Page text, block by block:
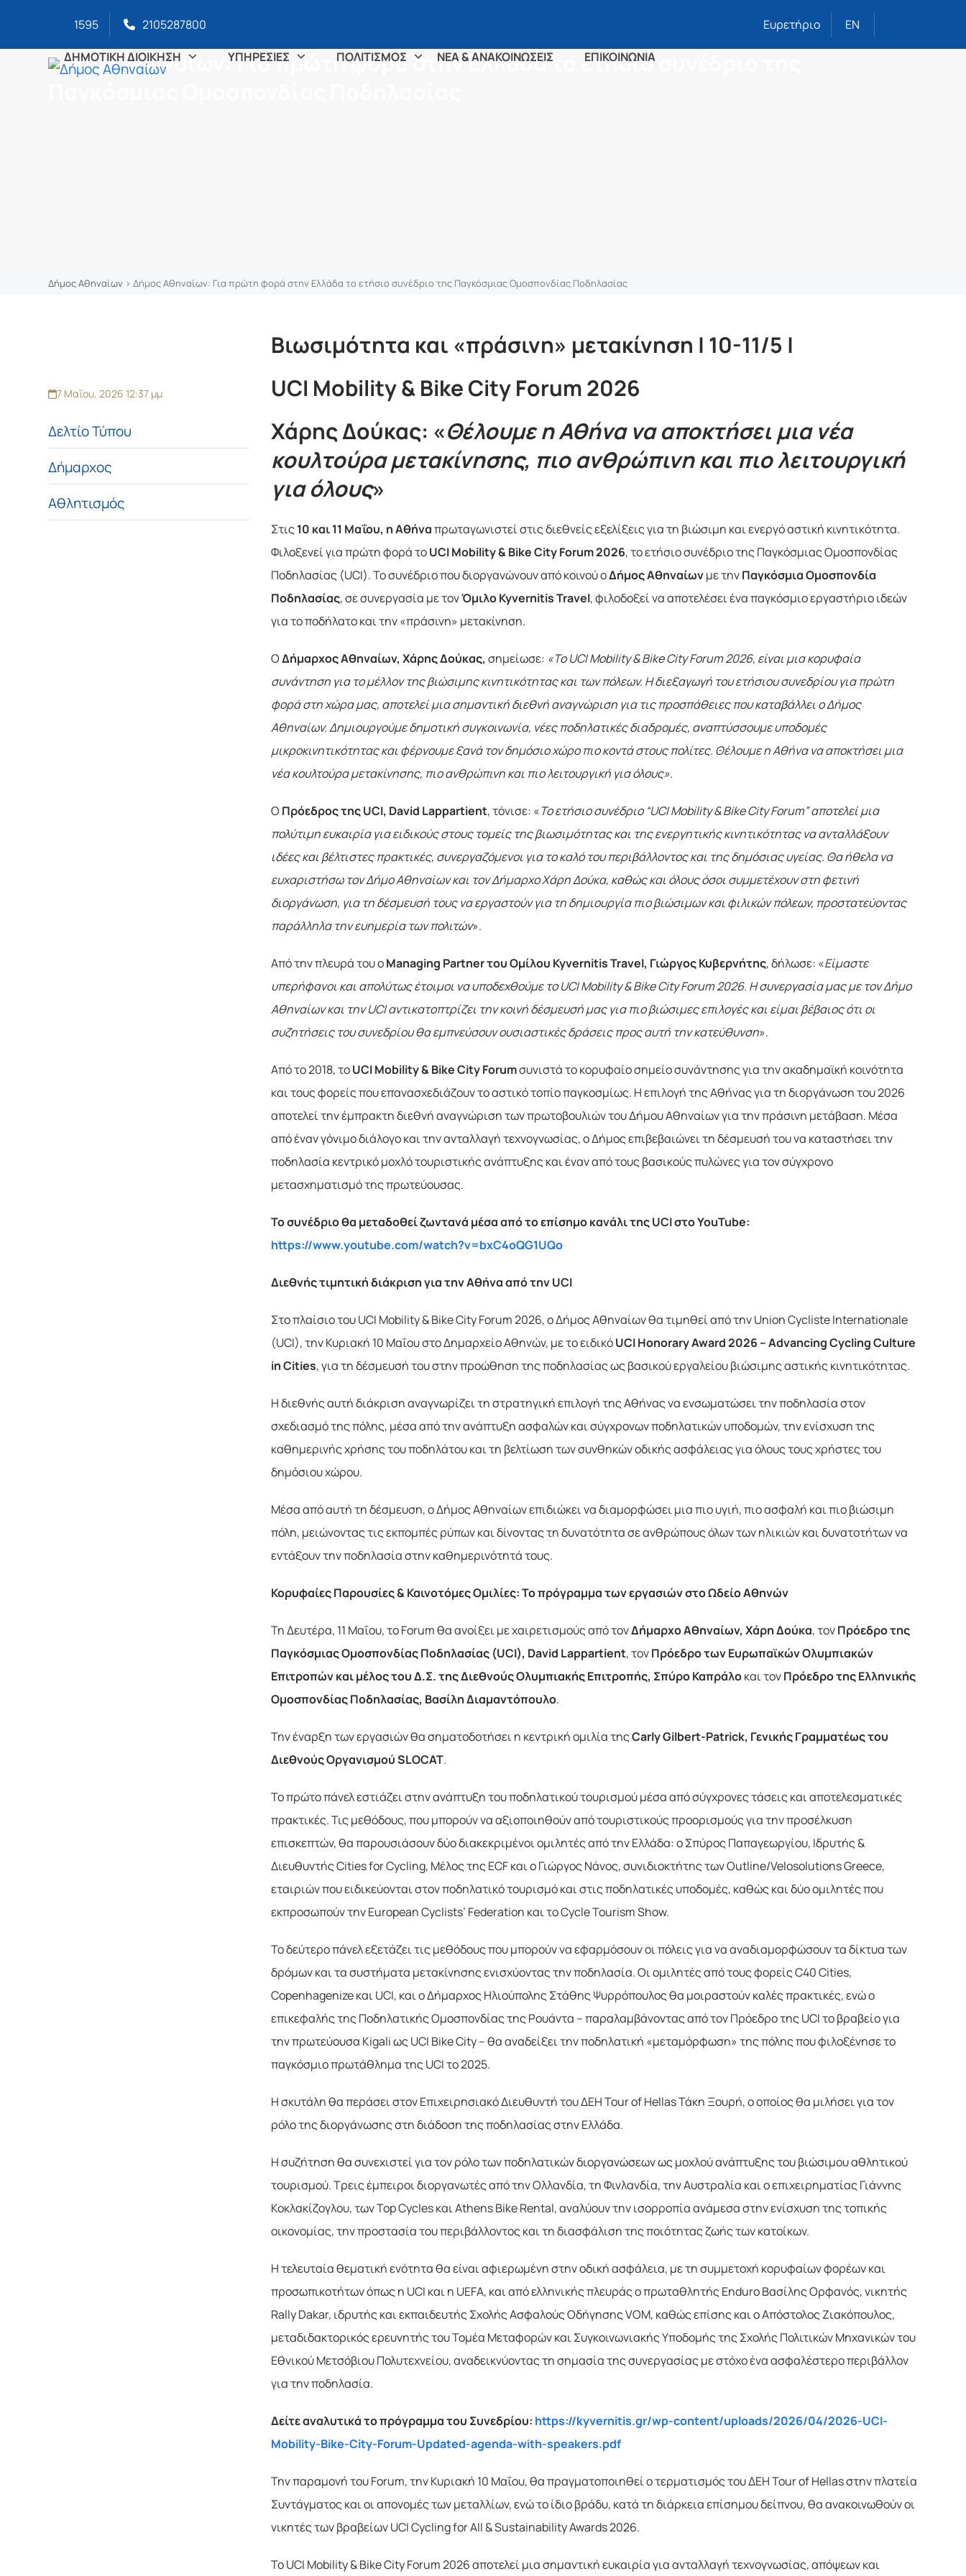
content
περιεχόμενο1595 2105287800 Ευρετήριο EN
ΔΗΜΟΤΙΚΗ ΔΙΟΙΚΗΣΗ ΥΠΗΡΕΣΙΕΣ ΠΟΛΙΤΙΣΜΟΣ ΝΕΑ & ΑΝΑΚΟΙΝΩΣΕΙΣ ΕΠΙΚΟΙΝΩΝΙΑ
Δήμος Αθηναίων: Για πρώτη φορά στην Ελλάδα το ετήσιο συνέδριο της
Δήμος Αθηναίων >Δήμος Αθηναίων: Για πρώτη φορά στην Ελλάδα το ετήσιο συνέδριο της Παγκόσμιας Ομοσπονδίας Ποδηλασίας
7 Μαΐου, 2026 12:37 μμ
Δελτίο Τύπου
Δήμαρχος
Αθλητισμός
Βιωσιμότητα και «πράσινη» μετακίνηση | 10-11/5 |
UCI Mobility & Bike City Forum 2026
Χάρης Δούκας: «Θέλουμε η Αθήνα να αποκτήσει μια νέα
κουλτούρα μετακίνησης, πιο ανθρώπινη και πιο λειτουργική
για όλους»
Στις10 και 11 Μαΐου, η Αθήναπρωταγωνιστεί στις διεθνείς εξελίξεις για τη βιώσιμη και ενεργό αστική κινητικότητα.
Φιλοξενεί για πρώτη φορά τοUCI Mobility & Bike City Forum 2026, το ετήσιο συνέδριο της Παγκόσμιας Ομοσπονδίας
Πoδηλασίας (UCI). Το συνέδριο που διοργανώνουν από κοινού οΔήμος Αθηναίωνμε τηνΠαγκόσμια Ομοσπονδία
Πoδηλασίας, σε συνεργασία με τονΌμιλο Kyvernitis Travel, φιλοδοξεί να αποτελέσει ένα παγκόσμιο εργαστήριο ιδεών
για το ποδήλατο και την «πράσινη» μετακίνηση.
ΟΔήμαρχος Αθηναίων, Χάρης Δούκας, σημείωσε: «Το UCI Mobility & Bike City Forum 2026, είναι μια κορυφαία
συνάντηση για το μέλλον της βιώσιμης κινητικότητας και των πόλεων. Η διεξαγωγή του ετήσιου συνεδρίου για πρώτη
φορά στη χώρα μας, αποτελεί μια σημαντική διεθνή αναγνώριση για τις προσπάθειες που καταβάλλει ο Δήμος
Αθηναίων. Δημιουργούμε δημοτική συγκοινωνία, νέες ποδηλατικές διαδρομές, αναπτύσσουμε υποδομές
μικροκινητικότητας και φέρνουμε ξανά τον δημόσιο χώρο πιο κοντά στους πολίτες. Θέλουμε η Αθήνα να αποκτήσει μια
νέα κουλτούρα μετακίνησης, πιο ανθρώπινη και πιο λειτουργική για όλους».
Ο Πρόεδρος της UCI, David Lappartient, τόνισε: «Το ετήσιο συνέδριο “UCI Mobility & Bike City Forum” αποτελεί μια
πολύτιμη ευκαιρία για ειδικούς στους τομείς της βιωσιμότητας και της ενεργητικής κινητικότητας να ανταλλάξουν
ιδέες και βέλτιστες πρακτικές, συνεργαζόμενοι για το καλό του περιβάλλοντος και της δημόσιας υγείας. Θα ήθελα να
ευχαριστήσω τον Δήμο Αθηναίων και τον Δήμαρχο Χάρη Δούκα, καθώς και όλους όσοι συμμετέχουν στη φετινή
διοργάνωση, για τη δέσμευσή τους να εργαστούν για τη δημιουργία πιο βιώσιμων και φιλικών πόλεων, προστατεύοντας
παράλληλα την ευημερία των πολιτών».
Από την πλευρά του οManaging Partner του Ομίλου Kyvernitis Travel, Γιώργος Κυβερνήτης, δήλωσε: «Είμαστε
υπερήφανοι και απολύτως έτοιμοι να υποδεχθούμε το UCI Mobility & Bike City Forum 2026. Η συνεργασία μας με τον Δήμο
Αθηναίων και την UCI αντικατοπτρίζει την κοινή δέσμευσή μας για πιο βιώσιμες επιλογές και είμαι βέβαιος ότι οι
συζητήσεις του συνεδρίου θα εμπνεύσουν ουσιαστικές δράσεις προς αυτή την κατεύθυνση».
Από το 2018, τοUCI Mobility & Bike City Forumσυνιστά το κορυφαίο σημείο συνάντησης για την ακαδημαϊκή κοινότητα
και τους φορείς που επανασχεδιάζουν το αστικό τοπίο παγκοσμίως. Η επιλογή της Αθήνας για τη διοργάνωση του 2026
αποτελεί την έμπρακτη διεθνή αναγνώριση των πρωτοβουλιών του Δήμου Αθηναίων για την πράσινη μετάβαση. Μέσα
από έναν γόνιμο διάλογο και την ανταλλαγή τεχνογνωσίας, ο Δήμος επιβεβαιώνει τη δέσμευσή του να καταστήσει την
ποδηλασία κεντρικό μοχλό τουριστικής ανάπτυξης και έναν από τους βασικούς πυλώνες για τον σύγχρονο
μετασχηματισμό της πρωτεύουσας.
Το συνέδριο θα μεταδοθεί ζωντανά μέσα από το επίσημο κανάλι τηςUCIστοYouTube:
https://www.youtube.com/watch?v=bxC4oQG1UQo
Διεθνής τιμητική διάκριση για την Αθήνα από την UCI
Στο πλαίσιο του UCI Mobility & Bike City Forum 2026, ο Δήμος Αθηναίων θα τιμηθεί από την Union Cycliste Internationale
(UCI), την Κυριακή 10 Μαΐου στο Δημαρχείο Αθηνών, με το ειδικόUCIHonoraryAward2026 –AdvancingCyclingCulture
inCities, για τη δέσμευσή του στην προώθηση της ποδηλασίας ως βασικού εργαλείου βιώσιμης αστικής κινητικότητας.
Η διεθνής αυτή διάκριση αναγνωρίζει τη στρατηγική επιλογή της Αθήνας να ενσωματώσει την ποδηλασία στον
σχεδιασμό της πόλης, μέσα από την ανάπτυξη ασφαλών και σύγχρονων ποδηλατικών υποδομών, την ενίσχυση της
καθημερινής χρήσης του ποδηλάτου και τη βελτίωση των συνθηκών οδικής ασφάλειας για όλους τους χρήστες του
δημόσιου χώρου.
Μέσα από αυτή τη δέσμευση, ο Δήμος Αθηναίων επιδιώκει να διαμορφώσει μια πιο υγιή, πιο ασφαλή και πιο βιώσιμη
πόλη, μειώνοντας τις εκπομπές ρύπων και δίνοντας τη δυνατότητα σε ανθρώπους όλων των ηλικιών και δυνατοτήτων να
εντάξουν την ποδηλασία στην καθημερινότητά τους.
Κορυφαίες Παρουσίες & Καινοτόμες Ομιλίες: Το πρόγραμμα των εργασιών στο Ωδείο Αθηνών
Τη Δευτέρα, 11 Μαΐου, το Forum θα ανοίξει με χαιρετισμούς από τονΔήμαρχο Αθηναίων, Χάρη Δούκα, τονΠρόεδρο της
Παγκόσμιας Ομοσπονδίας Ποδηλασίας (UCI), David Lappartient, τονΠρόεδρο των Ευρωπαϊκών Ολυμπιακών
Επιτροπών και μέλος του Δ.Σ. της Διεθνούς Ολυμπιακής Επιτροπής, Σπύρο Καπράλοκαι τονΠρόεδρο της Ελληνικής
Ομοσπονδίας Ποδηλασίας, Βασίλη Διαμαντόπουλο.
Την έναρξη των εργασιών θα σηματοδοτήσει η κεντρική ομιλία τηςCarly Gilbert-Patrick, Γενικής Γραμματέως του
Διεθνούς Οργανισμού SLOCAT.
Το πρώτο πάνελ εστιάζει στην ανάπτυξη του ποδηλατικού τουρισμού μέσα από σύγχρονες τάσεις και αποτελεσματικές
πρακτικές. Τις μεθόδους, που μπορούν να αξιοποιηθούν από τουριστικούς προορισμούς για την προσέλκυση
επισκεπτών, θα παρουσιάσουν δύο διακεκριμένοι ομιλητές από την Ελλάδα: o Σπύρος Παπαγεωργίου, Ιδρυτής &
Διευθυντής Cities for Cycling, Μέλος της ECF και ο Γιώργος Νάνος, συνιδιοκτήτης των Outline/Velosolutions Greece,
εταιριών που ειδικεύονται στον ποδηλατικό τουρισμό και στις ποδηλατικές υποδομές, καθώς και δύο ομιλητές που
εκπροσωπούν την European Cyclists’ Federation και τo Cycle Tourism Show.
Το δεύτερο πάνελ εξετάζει τις μεθόδους που μπορούν να εφαρμόσουν οι πόλεις για να αναδιαμορφώσουν τα δίκτυα των
δρόμων και τα συστήματα μετακίνησης ενισχύοντας την ποδηλασία. Οι ομιλητές από τους φορείς C40 Cities,
Copenhagenize και UCI, και ο Δήμαρχος Ηλιούπολης Στάθης Ψυρρόπουλος θα μοιραστούν καλές πρακτικές, ενώ ο
επικεφαλής της Ποδηλατικής Ομοσπονδίας της Ρουάντα – παραλαμβάνοντας από τον Πρόεδρο της UCI το βραβείο για
την πρωτεύουσα Kigali ως UCI Bike City – θα αναδείξει την ποδηλατική «μεταμόρφωση» της πόλης που φιλοξένησε το
παγκόσμιο πρωτάθλημα της UCI το 2025.
Η σκυτάλη θα περάσει στον Επιχειρησιακό Διευθυντή του ΔΕΗ Tour of Hellas Τάκη Ξουρή, ο οποίος θα μιλήσει για τον
ρόλο της διοργάνωσης στη διάδοση της ποδηλασίας στην Ελλάδα.
Η συζήτηση θα συνεχιστεί για τον ρόλο των ποδηλατικών διοργανώσεων ως μοχλού ανάπτυξης του βιώσιμου αθλητικού
τουρισμού. Τρεις έμπειροι διοργανωτές από την Ολλανδία, τη Φινλανδία, την Αυστραλία και ο επιχειρηματίας Γιάννης
Κοκλακίζογλου, των Top Cycles και Athens Bike Rental, αναλύουν την ισορροπία ανάμεσα στην ενίσχυση της τοπικής
οικονομίας, την προστασία του περιβάλλοντος και τη διασφάλιση της ποιότητας ζωής των κατοίκων.
Η τελευταία θεματική ενότητα θα είναι αφιερωμένη στην οδική ασφάλεια, με τη συμμετοχή κορυφαίων φορέων και
προσωπικοτήτων όπως η UCI και η UEFA, και από ελληνικής πλευράς ο πρωταθλητής Enduro Βασίλης Ορφανός, νικητής
Rally Dakar, ιδρυτής και εκπαιδευτής Σχολής Ασφαλούς Οδήγησης VOM, καθώς επίσης και ο Απόστολος Ζιακόπουλος,
μεταδιδακτορικός ερευνητής του Τομέα Μεταφορών και Συγκοινωνιακής Υποδομής της Σχολής Πολιτικών Μηχανικών του
Εθνικού Μετσόβιου Πολυτεχνείου, αναδεικνύοντας τη σημασία της συνεργασίας με στόχο ένα ασφαλέστερο περιβάλλον
για την ποδηλασία.
Δείτε αναλυτικά το πρόγραμμα του Συνεδρίου: https://kyvernitis.gr/wp-content/uploads/2026/04/2026-UCI-
Mobility-Bike-City-Forum-Updated-agenda-with-speakers.pdf
Την παραμονή του Forum, την Κυριακή 10 Μαΐου, θα πραγματοποιηθεί ο τερματισμός του ΔΕΗ Tour of Hellas στην πλατεία
Συντάγματος και οι απονομές των μεταλλίων, ενώ το ίδιο βράδυ, κατά τη διάρκεια επίσημου δείπνου, θα ανακοινωθούν οι
νικητές των βραβείων UCI Cycling for All & Sustainability Awards 2026.
Το UCI Mobility & Bike City Forum 2026 αποτελεί μια σημαντική ευκαιρία για ανταλλαγή τεχνογνωσίας, απόψεων και